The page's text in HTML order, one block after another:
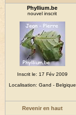
Phyllium.be
nouvel inscrit
Inscrit le: 17 Fév 2009
Localisation: Gand - Belgique
Revenir en haut